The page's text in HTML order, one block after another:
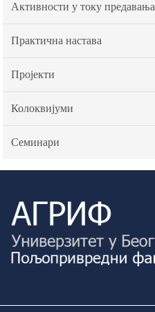
Активности у току предавања
Практична настава
Пројекти
Колоквијуми
Семинари